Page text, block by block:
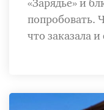
«Зарядье» и
попробовать.
что заказала